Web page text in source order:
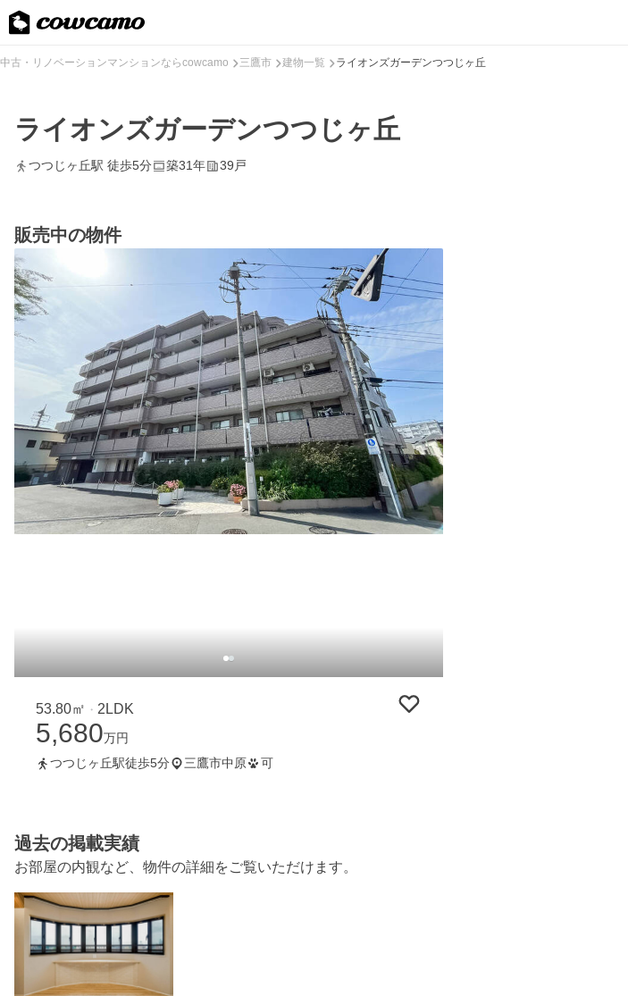
中古・リノベーションマンションならcowcamo 三鷹市 建物一覧 ライオンズガーデンつつじヶ丘
ライオンズガーデンつつじヶ丘
つつじヶ丘駅 徒歩5分 築31年 39戸
販売中の物件
53.80㎡ ・ 2LDK
5,680万円
つつじヶ丘駅徒歩5分
三鷹市中原 可
過去の掲載実績
お部屋の内観など、物件の詳細をご覧いただけます。